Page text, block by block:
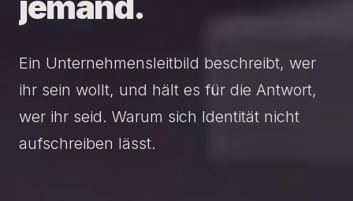
Ein Unternehmensleitbild beschreibt, wer
ihr sein wollt, und hält es für die Antwort,
wer ihr seid. Warum sich Identität nicht
aufschreiben lässt.